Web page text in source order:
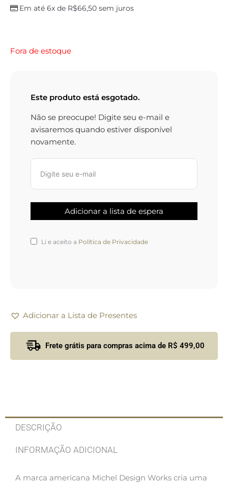
Em até 6x de R$66,50 sem juros
Fora de estoque
Este produto está esgotado.
Não se preocupe! Digite seu e-mail e
avisaremos quando estiver disponível
novamente.
Li e aceito a Política de Privacidade
Adicionar a Lista de Presentes
Frete grátis para compras acima de R$ 499,00
DESCRIÇÃO
INFORMAÇÃO ADICIONAL
A marca americana Michel Design Works cria uma